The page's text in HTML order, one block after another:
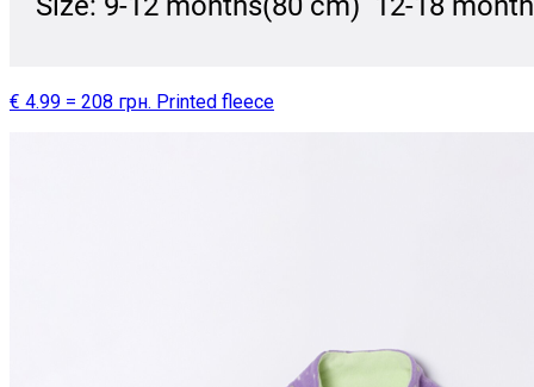
€ 4.99 = 208 грн. Printed fleece